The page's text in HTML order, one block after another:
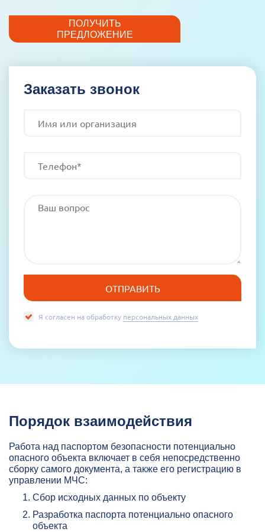
ПОЛУЧИТЬ
ПРЕДЛОЖЕНИЕ
Заказать звонок
Я согласен на обработку персональных данных
Порядок взаимодействия
Работа над паспортом безопасности потенциально
опасного объекта включает в себя непосредственно
сборку самого документа, а также его регистрацию в
управлении МЧС:
Сбор исходных данных по объекту
Разработка паспорта потенциально опасного
объекта